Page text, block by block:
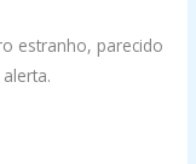
estranho, parecido